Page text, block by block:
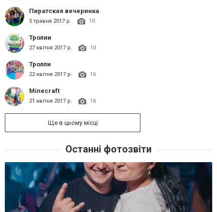
Пиратская вечеринка
5 травня 2017 р. 10
Тролии
27 квітня 2017 р. 10
Тролли
22 квітня 2017 р. 16
Minecraft
21 квітня 2017 р. 16
Ще в цьому місці
Останні фотозвіти